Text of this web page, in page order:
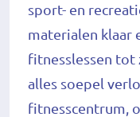
sport- en
materialen klaar
fitnesslessen tot
alles soepel
fitnesscentrum,